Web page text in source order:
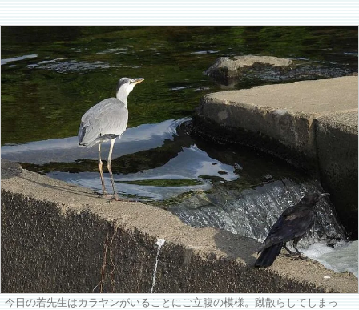
今日の若先生はカラヤンがいることにご立腹の模様。蹴散らしてしまっ